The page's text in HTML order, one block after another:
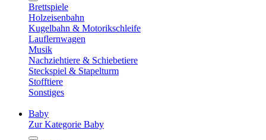
Brettspiele
Holzeisenbahn
Kugelbahn & Motorikschleife
Lauflernwagen
Musik
Nachziehtiere & Schiebetiere
Steckspiel & Stapelturm
Stofftiere
Sonstiges
Baby
Zur Kategorie Baby